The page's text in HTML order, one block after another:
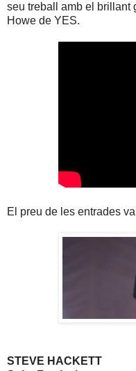
seu treball amb el brillant
Howe de YES.
El preu de les entrades
STEVE HACKETT